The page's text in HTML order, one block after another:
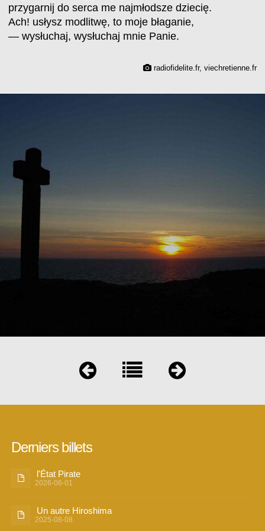
przygarnij do serca me najmłodsze dziecię.
Ach! usłysz modlitwę, to moje błaganie,
— wysłuchaj, wysłuchaj mnie Panie.
radiofidelite.fr, viechretienne.fr
Derniers billets
l'État Pirate
2026-06-01
Un autre Hiroshima
2025-08-08